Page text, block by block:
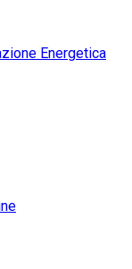
Energetica